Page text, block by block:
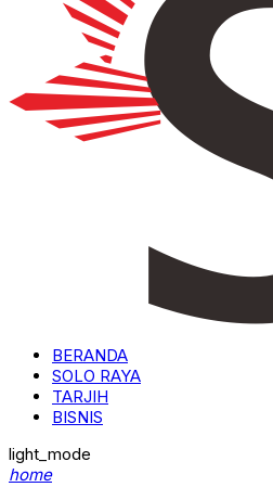
BERANDA
SOLO RAYA
TARJIH
BISNIS
light_mode
home